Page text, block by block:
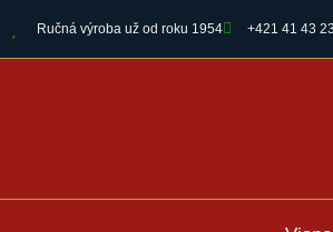
Ručná výroba už od roku 1954 +421 41 43